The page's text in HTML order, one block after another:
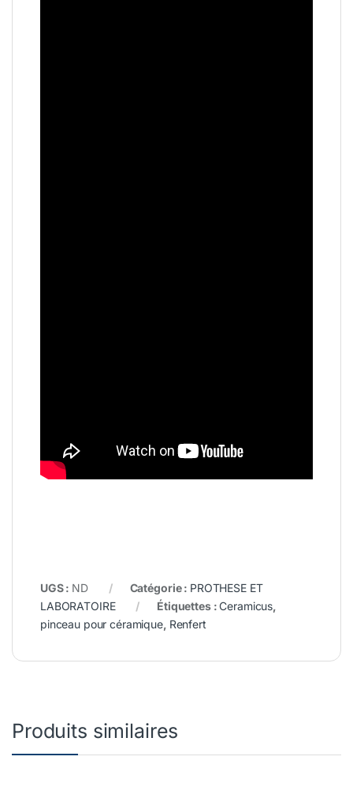
UGS : ND Catégorie : PROTHESE ET
LABORATOIRE
Étiquettes :Ceramicus,
pinceau pour céramique, Renfert
Produits similaires